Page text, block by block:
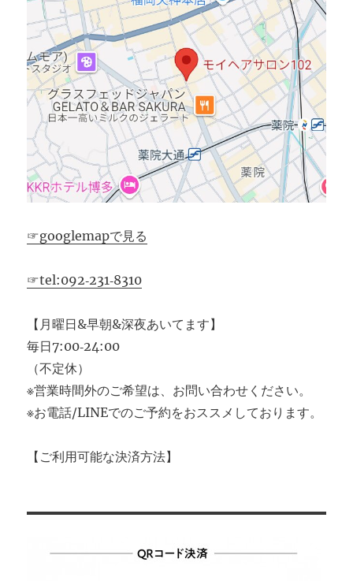
☞googlemapで見る
☞tel:092‐231‐8310
【月曜日&早朝&深夜あいてます】
毎日7:00‐24:00
（不定休）
※営業時間外のご希望は、お問い合わせください。
※お電話/LINEでのご予約をおススメしております。
【ご利用可能な決済方法】